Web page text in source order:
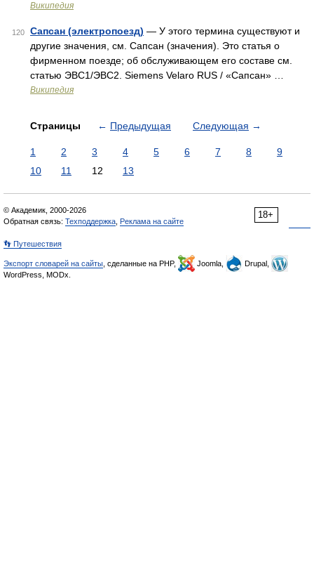
Википедия
120 Сапсан (электропоезд) — У этого термина существуют и
другие значения, см. Сапсан (значения). Это статья о
фирменном поезде; об обслуживающем его составе см.
статью ЭВС1/ЭВС2. Siemens Velaro RUS / «Сапсан» …
Википедия
Страницы ← Предыдущая Следующая →
1 2 3 4 5 6 7 8
9
10
11 12 13
18+
© Академик, 2000-2026
Обратная связь: Техподдержка Реклама на сайте
👣 Путешествия
Экспорт словарей на сайты , сделанные на PHP, Joomla,
Drupal,
WordPress, MODx.